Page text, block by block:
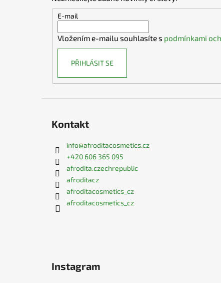
E-mail
Vložením e-mailu souhlasíte s podmínkami
PŘIHLÁSIT SE
Kontakt
info@afroditacosmetics.cz
+420 606 365 095
afrodita.czechrepublic
afroditacz
afroditacosmetics_cz
afroditacosmetics_cz
Instagram